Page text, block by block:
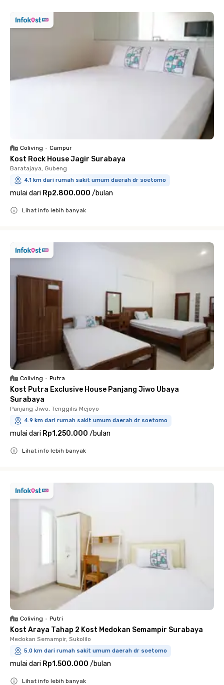
Coliving • Campur
Kost Rock House Jagir Surabaya
Baratajaya, Gubeng
4.1 km dari rumah sakit umum daerah dr soetomo
mulai dari Rp2.800.000 /bulan
Lihat info lebih banyak
Coliving • Putra
Kost Putra Exclusive House Panjang Jiwo Ubaya
Surabaya
Panjang Jiwo, Tenggilis Mejoyo
4.9 km dari rumah sakit umum daerah dr soetomo
mulai dari Rp1.250.000 /bulan
Lihat info lebih banyak
Coliving • Putri
Kost Araya Tahap 2 Kost Medokan Semampir Surabaya
Medokan Semampir, Sukolilo
5.0 km dari rumah sakit umum daerah dr soetomo
mulai dari Rp1.500.000 /bulan
Lihat info lebih banyak